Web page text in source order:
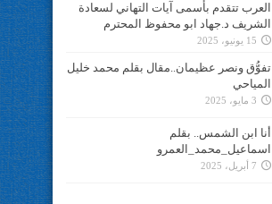
العرب تتقدم بأسمى آيات التهاني لسعادة
الشريف د.جهاد ابو محفوظ المحترم
15 يونيو، 2025
تفوُّق ونصر عظيمان..مقال بقلم محمد خليل
المياحي
3 مايو، 2025
أنا ابن الشمس.. بقلم
اسماعيل_محمد_العمرو
7 أبريل، 2025